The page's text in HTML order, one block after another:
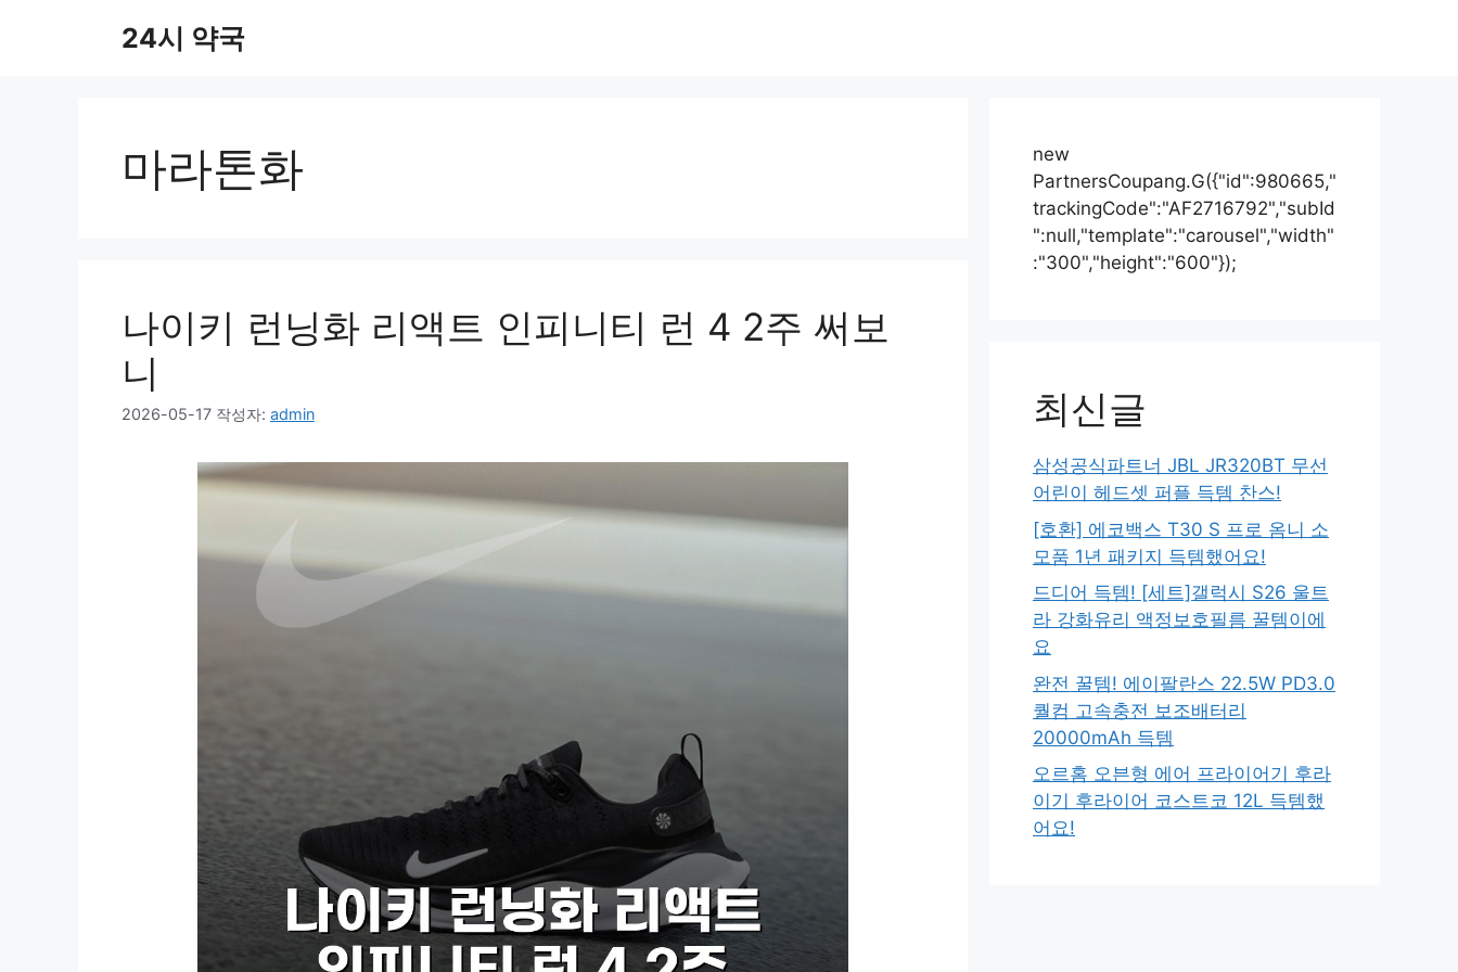
24시 약국
마라톤화
나이키 런닝화 리액트 인피니티 런 4 2주 써보
니
2026-05-17 작성자: admin
new
PartnersCoupang.G({"id":980665,"
trackingCode":"AF2716792","subId
":null,"template":"carousel","width"
:"300","height":"600"});
최신글
삼성공식파트너 JBL JR320BT 무선
어린이 헤드셋 퍼플 득템 찬스!
[호환] 에코백스 T30 S 프로 옴니 소
모품 1년 패키지 득템했어요!
드디어 득템! [세트]갤럭시 S26 울트
라 강화유리 액정보호필름 꿀템이에
요
완전 꿀템! 에이팔란스 22.5W PD3.0
퀄컴 고속충전 보조배터리
20000mAh 득템
오르홈 오븐형 에어 프라이어기 후라
이기 후라이어 코스트코 12L 득템했
어요!